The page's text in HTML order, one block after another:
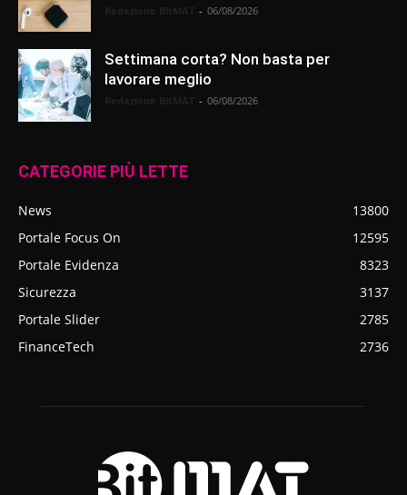
- 06/08/2026
Settimana corta? Non basta per
lavorare meglio
- 06/08/2026
CATEGORIE PIÙ LETTE
News
13800
Portale Focus On
12595
Portale Evidenza
8323
Sicurezza
3137
Portale Slider
2785
FinanceTech
2736